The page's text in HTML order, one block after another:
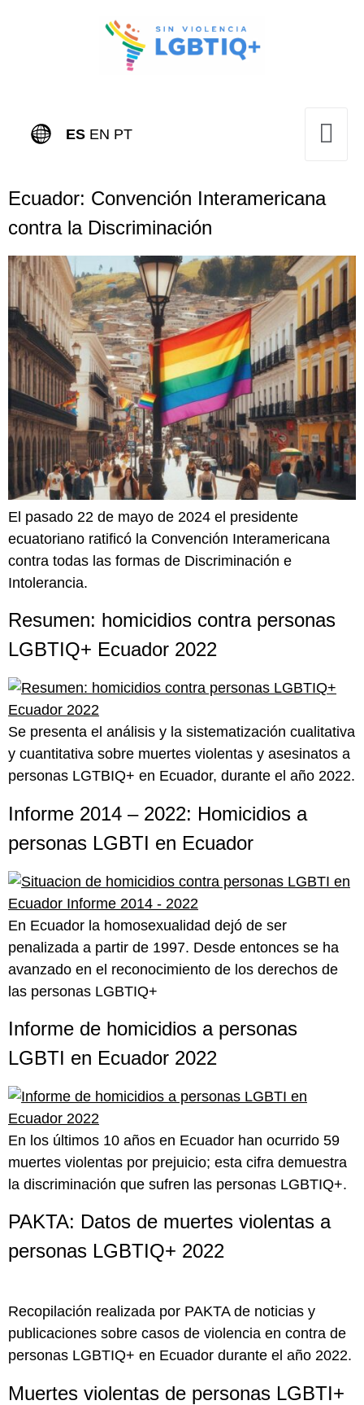
ES EN PT
Ecuador: Convención Interamericana
contra la Discriminación
El pasado 22 de mayo de 2024 el presidente
ecuatoriano ratificó la Convención Interamericana
contra todas las formas de Discriminación e
Intolerancia.
Resumen: homicidios contra personas
LGBTIQ+ Ecuador 2022
Se presenta el análisis y la sistematización cualitativa
y cuantitativa sobre muertes violentas y asesinatos a
personas LGTBIQ+ en Ecuador, durante el año 2022.
Informe 2014 – 2022: Homicidios a
personas LGBTI en Ecuador
En Ecuador la homosexualidad dejó de ser
penalizada a partir de 1997. Desde entonces se ha
avanzado en el reconocimiento de los derechos de
las personas LGBTIQ+
Informe de homicidios a personas
LGBTI en Ecuador 2022
En los últimos 10 años en Ecuador han ocurrido 59
muertes violentas por prejuicio; esta cifra demuestra
la discriminación que sufren las personas LGBTIQ+.
PAKTA: Datos de muertes violentas a
personas LGBTIQ+ 2022
Recopilación realizada por PAKTA de noticias y
publicaciones sobre casos de violencia en contra de
personas LGBTIQ+ en Ecuador durante el año 2022.
Muertes violentas de personas LGBTI+